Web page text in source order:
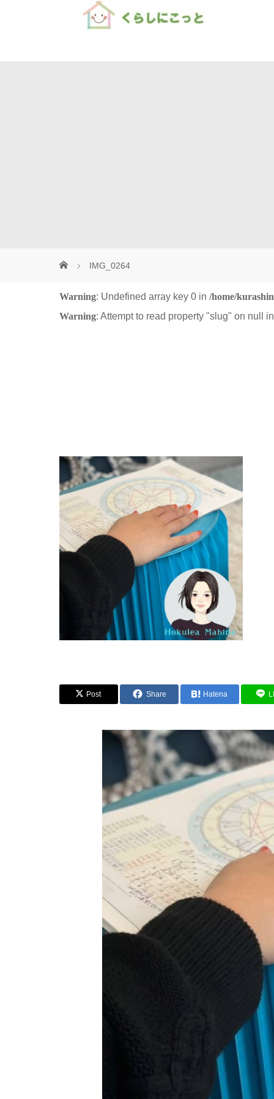
IMG_0264
Warning: Undefined array key 0 in /home/
Warning: Attempt to read property "slug" on null
Post Share Hatena